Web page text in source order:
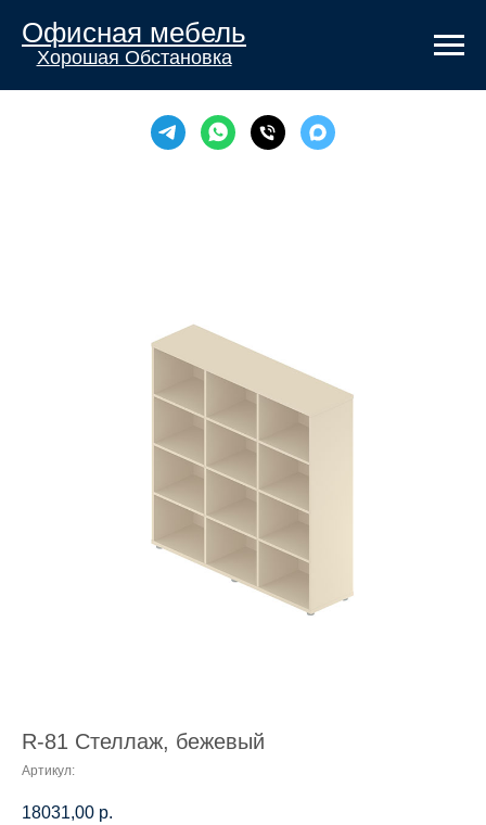
Офисная мебель
Хорошая Обстановка
R-81 Стеллаж, бежевый
Артикул:
18031,00 р.